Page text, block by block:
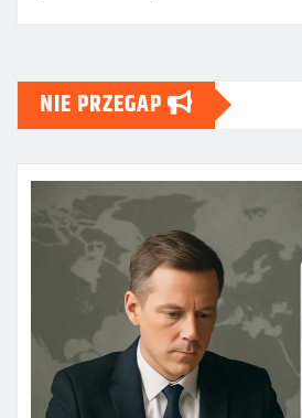
NIE PRZEGAP